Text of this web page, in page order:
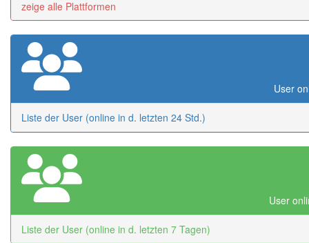
zeige alle Plattformen
User
Liste der User (online in d. letzten 24 Std.)
User
Liste der User (online in d. letzten 7 Tagen)